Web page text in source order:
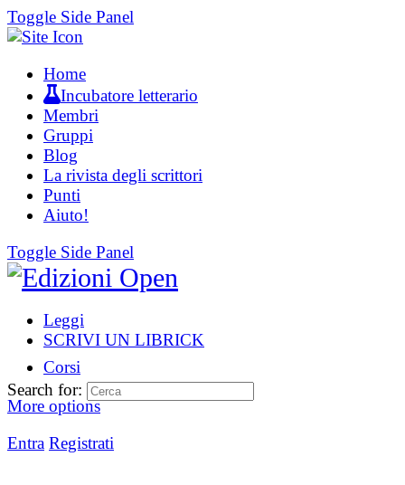
Toggle Side Panel
Home
Incubatore letterario
Membri
Gruppi
Blog
La rivista degli scrittori
Punti
Aiuto!
Toggle Side Panel
Leggi
SCRIVI UN LIBRICK
Corsi
More options
Entra Registrati
Search for: